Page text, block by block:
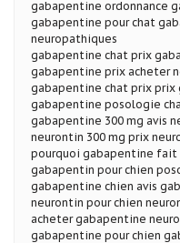
gabapentine ordonnance
gabapentine pour chat
neuropathiques
gabapentine chat prix
gabapentine prix acheter
gabapentine chat prix prix
gabapentine posologie
gabapentine 300 mg avis
neurontin 300 mg prix
pourquoi gabapentine fait
gabapentin pour chien
gabapentine chien avis
neurontin pour chien
acheter gabapentine
gabapentine pour chien